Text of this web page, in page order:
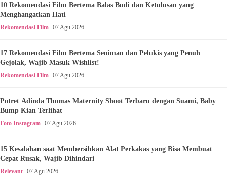
10 Rekomendasi Film Bertema Balas Budi dan Ketulusan yang
Menghangatkan Hati
Rekomendasi Film 07 Agu 2026
17 Rekomendasi Film Bertema Seniman dan Pelukis yang Penuh
Gejolak, Wajib Masuk Wishlist!
Rekomendasi Film 07 Agu 2026
Potret Adinda Thomas Maternity Shoot Terbaru dengan Suami, Baby
Bump Kian Terlihat
Foto Instagram 07 Agu 2026
15 Kesalahan saat Membersihkan Alat Perkakas yang Bisa Membuat
Cepat Rusak, Wajib Dihindari
Relevant 07 Agu 2026